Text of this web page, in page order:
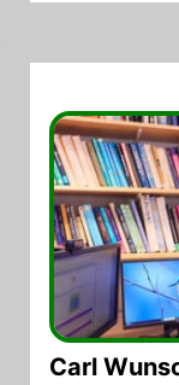
Carl